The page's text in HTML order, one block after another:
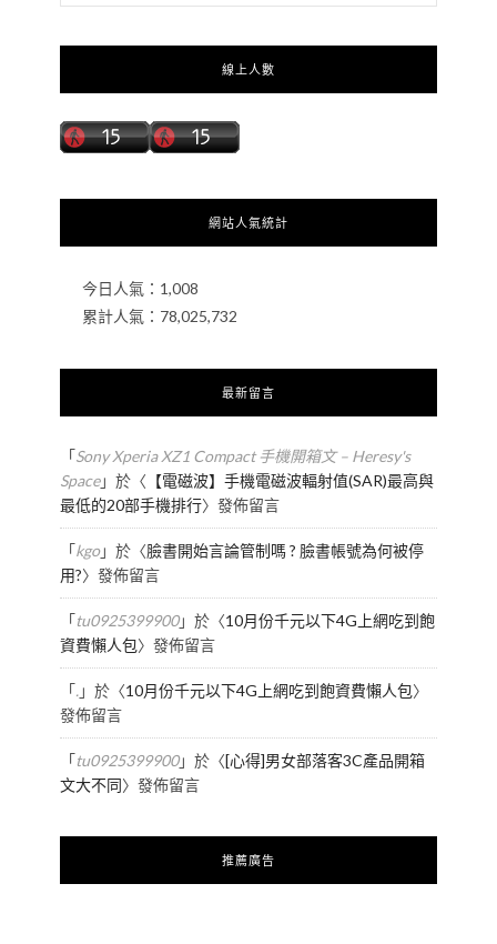
線上人數
網站人氣統計
今日人氣： 1,008
累計人氣： 78,025,732
最新留言
「Sony Xperia XZ1 Compact 手機開箱文 – Heresy's
Space」於〈 【電磁波】手機電磁波輻射值(SAR)最高與
最低的20部手機排行〉發佈留言
「kgo」於〈臉書開始言論管制嗎 ? 臉書帳號為何被停
用?〉發佈留言
「tu0925399900」於〈10月份千元以下4G上網吃到飽
資費懶人包〉發佈留言
「.」於〈10月份千元以下4G上網吃到飽資費懶人包〉
發佈留言
「tu0925399900」於〈[心得]男女部落客3C產品開箱
文大不同〉發佈留言
推薦廣告